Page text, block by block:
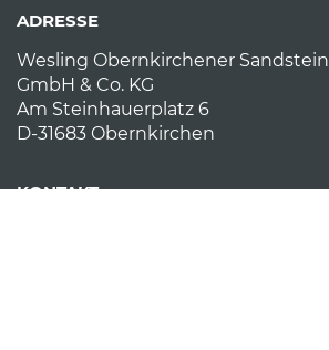
ADRESSE
Wesling Obernkirchener Sandstein
GmbH & Co. KG
Am Steinhauerplatz 6
D-31683 Obernkirchen
KONTAKT